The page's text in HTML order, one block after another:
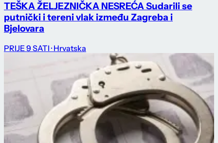
TEŠKA ŽELJEZNIČKA NESREĆA Sudarili se
putnički i tereni vlak između Zagreba i
Bjelovara
PRIJE 9 SATI · Hrvatska